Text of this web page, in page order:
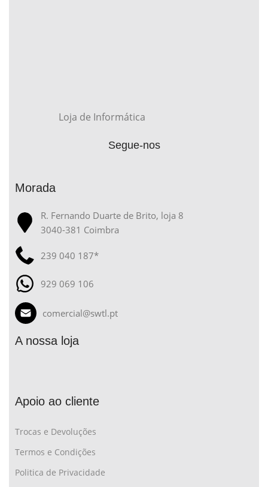
Loja de Informática
Segue-nos
Morada
R. Fernando Duarte de Brito, loja 8
3040-381 Coimbra
239 040 187*
929 069 106
comercial@swtl.pt
A nossa loja
Apoio ao cliente
Trocas e Devoluções
Termos e Condições
Politica de Privacidade